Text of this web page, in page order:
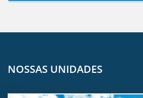
NOSSAS UNIDADES